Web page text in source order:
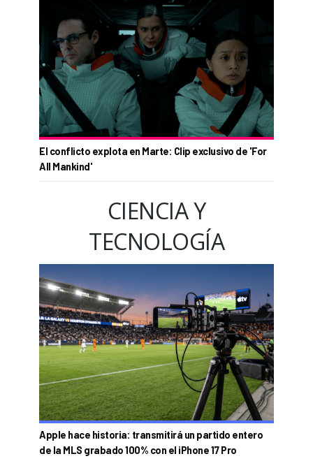
El conflicto explota en Marte: Clip exclusivo de 'For
All Mankind'
CIENCIA Y
TECNOLOGÍA
Apple hace historia: transmitirá un partido entero
de la MLS grabado 100% con el iPhone 17 Pro